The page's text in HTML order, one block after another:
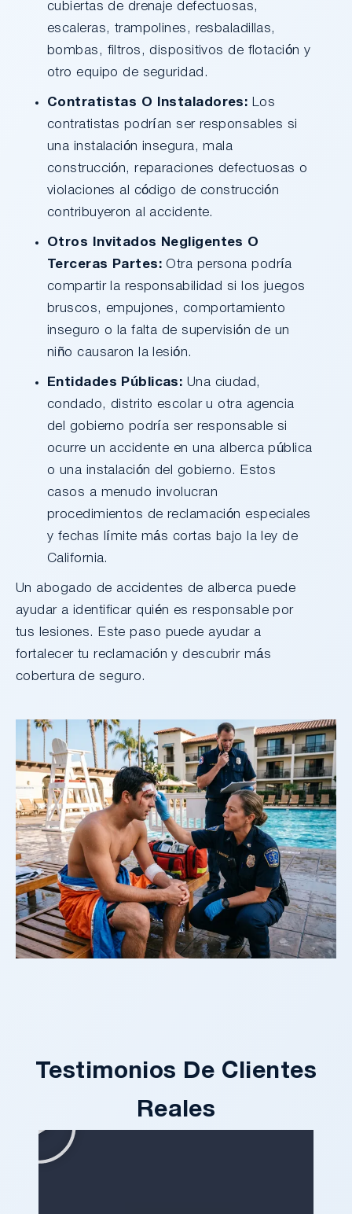
cubiertas de drenaje defectuosas,
escaleras, trampolines, resbaladillas,
bombas, filtros, dispositivos de flotación y
otro equipo de seguridad.
Contratistas O Instaladores:
Los
contratistas podrían ser responsables si
una instalación insegura, mala
construcción, reparaciones defectuosas o
violaciones al código de construcción
contribuyeron al accidente.
Otros Invitados Negligentes O
Terceras Partes: Otra persona podría
compartir la responsabilidad si los juegos
bruscos, empujones, comportamiento
inseguro o la falta de supervisión de un
niño causaron la lesión.
Entidades Públicas: Una ciudad,
condado, distrito escolar u otra agencia
del gobierno podría ser responsable si
ocurre un accidente en una alberca pública
o una instalación del gobierno. Estos
casos a menudo involucran
procedimientos de reclamación especiales
y fechas límite más cortas bajo la ley de
California.
Un abogado de accidentes de alberca puede
ayudar a identificar quién es responsable por
tus lesiones. Este paso puede ayudar a
fortalecer tu reclamación y descubrir más
cobertura de seguro.
Testimonios De Clientes
Reales